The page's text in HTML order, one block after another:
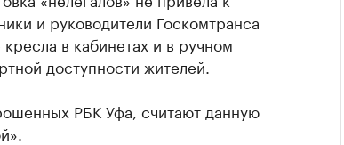
и руководители Госкомтранса
в кабинетах и в ручном
доступности жителей.
РБК Уфа, считают данную